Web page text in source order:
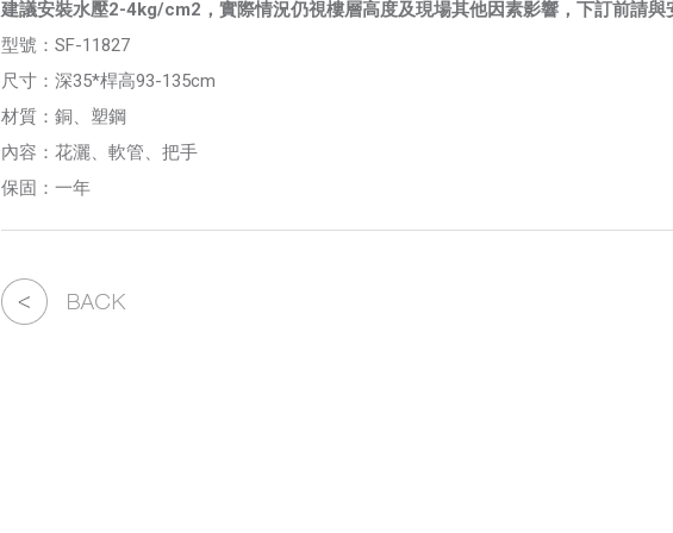
建議安裝水壓2-4kg/cm2，實際情況仍視樓層高度及現場其他因素影響，下訂前請與
型號：SF-11827
尺寸：深35*桿高93-135cm
材質：銅、塑鋼
內容：花灑、軟管、把手
保固：一年